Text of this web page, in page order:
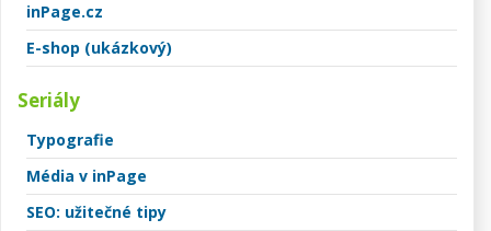
inPage.cz
E-shop (ukázkový)
Seriály
Typografie
Média v inPage
SEO: užitečné tipy